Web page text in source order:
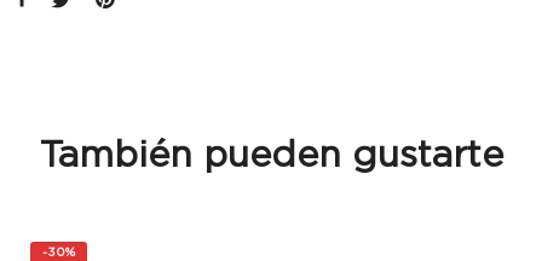
También pueden gustarte
-30%